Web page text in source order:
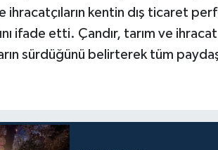
ihracatçıların kentin dış ticaret
ifade etti. Çandır, tarım ve
sürdüğünü belirterek tüm